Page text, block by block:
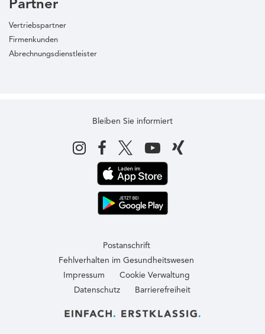
Partner
Vertriebspartner
Firmenkunden
Abrechnungsdienstleister
Bleiben Sie informiert
Postanschrift
Fehlverhalten im Gesundheitswesen
Impressum
Cookie Verwaltung
Datenschutz
Barrierefreiheit